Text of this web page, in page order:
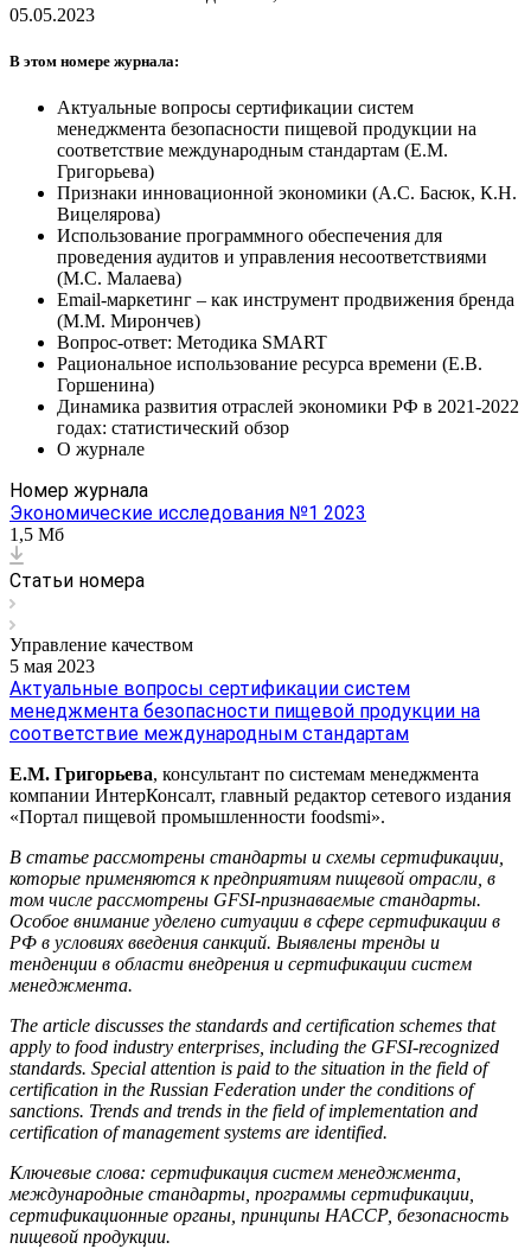
05.05.2023
В этом номере журнала:
Актуальные вопросы сертификации систем
менеджмента безопасности пищевой продукции на
соответствие международным стандартам (Е.М.
Григорьева)
Признаки инновационной экономики (А.С. Басюк, К.Н.
Вицелярова)
Использование программного обеспечения для
проведения аудитов и управления несоответствиями
(М.С. Малаева)
Email-маркетинг – как инструмент продвижения бренда
(М.М. Мирончев)
Вопрос-ответ: Методика SMART
Рациональное использование ресурса времени (Е.В.
Горшенина)
Динамика развития отраслей экономики РФ в 2021-2022
годах: статистический обзор
О журнале
Номер журнала
Экономические исследования №1 2023
1,5 Мб
Статьи номера
Управление качеством
5 мая 2023
Актуальные вопросы сертификации систем
менеджмента безопасности пищевой продукции на
соответствие международным стандартам
Е.М. Григорьева, консультант по системам менеджмента
компании ИнтерКонсалт, главный редактор сетевого издания
«Портал пищевой промышленности foodsmi».
В статье рассмотрены стандарты и схемы сертификации,
которые применяются к предприятиям пищевой отрасли, в
том числе рассмотрены GFSI-признаваемые стандарты.
Особое внимание уделено ситуации в сфере сертификации в
РФ в условиях введения санкций. Выявлены тренды и
тенденции в области внедрения и сертификации систем
менеджмента.
The article discusses the standards and certification schemes that
apply to food industry enterprises, including the GFSI-recognized
standards. Special attention is paid to the situation in the field of
certification in the Russian Federation under the conditions of
sanctions. Trends and trends in the field of implementation and
certification of management systems are identified.
Ключевые слова: сертификация систем менеджмента,
международные стандарты, программы сертификации,
сертификационные органы, принципы НАССР, безопасность
пищевой продукции.